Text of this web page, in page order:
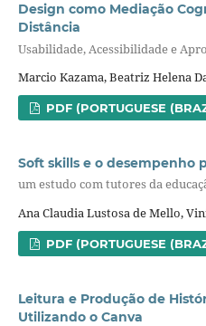
Design como Mediação
Distância
Usabilidade, Acessibilidade e
Marcio Kazama, Beatriz Helena
PDF (PORTUGUESE
Soft skills e o desempenho
um estudo com tutores da
Ana Claudia Lustosa de Mello,
PDF (PORTUGUESE
Leitura e Produção de
Utilizando o Canva